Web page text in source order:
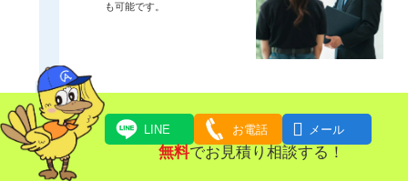
も可能です。
Step 5 お支払い
LINE お電話  メール
無料でお見積り相談する！